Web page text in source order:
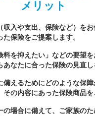
メリット
収入や支出、保険など）を
た保険をご提案します。
料を抑えたい」などの要望
あなたに合った保険の見直し
備えるためにどのような保
その内容にあった保険商品を
の場合に備えて、ご家族の